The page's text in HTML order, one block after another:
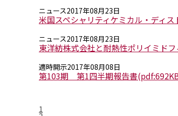
ニュース2017年08月23日
米国スペシャリティケミカル・ディ
ニュース2017年08月23日
東洋紡株式会社と耐熱性ポリイミド
適時開示2017年08月08日
第103期 第1四半期報告書
1